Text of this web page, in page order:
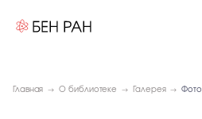
Главная О библиотеке Галерея Фото